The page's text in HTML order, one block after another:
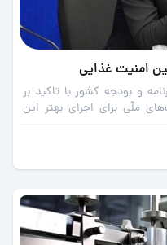
امنیت غذایی
و بودجه کشور با تاکید بر
ملّی برای اجرای بهتر این